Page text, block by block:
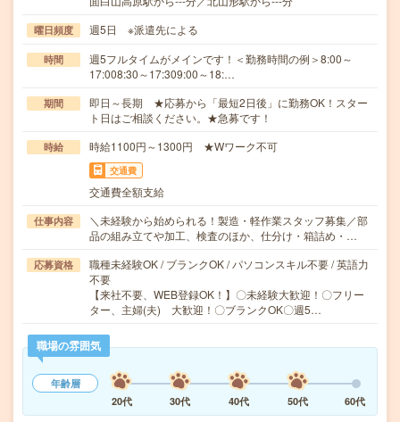
曜日頻度 週5日 ※派遣先による
時間
週5フルタイムがメインです！＜勤務時間の例＞8:00～
17:008:30～17:309:00～18:…
期間
即日～長期 ★応募から「最短2日後」に勤務OK！スター
ト日はご相談ください。★急募です！
時給 時給1100円～1300円 ★Wワーク不可
交通費
交通費全額支給
仕事内容
＼未経験から始められる！製造・軽作業スタッフ募集／部
品の組み立てや加工、検査のほか、仕分け・箱詰め・…
応募資格
職種未経験OK / ブランクOK / パソコンスキル不要 / 英語力
不要
【来社不要、WEB登録OK！】〇未経験大歓迎！〇フリー
ター、主婦(夫) 大歓迎！〇ブランクOK〇週5…
職場の雰囲気
年齢層
20代
30代 40代 50代 60代